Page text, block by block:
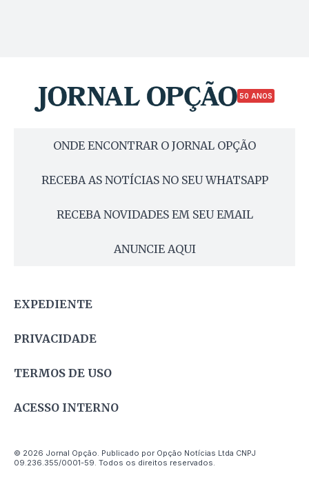
50 ANOS
ONDE ENCONTRAR O JORNAL OPÇÃO
RECEBA AS NOTÍCIAS NO SEU WHATSAPP
RECEBA NOVIDADES EM SEU EMAIL
ANUNCIE AQUI
EXPEDIENTE
PRIVACIDADE
TERMOS DE USO
ACESSO INTERNO
© 2026 Jornal Opção. Publicado por Opção Notícias Ltda CNPJ
09.236.355/0001-59. Todos os direitos reservados.